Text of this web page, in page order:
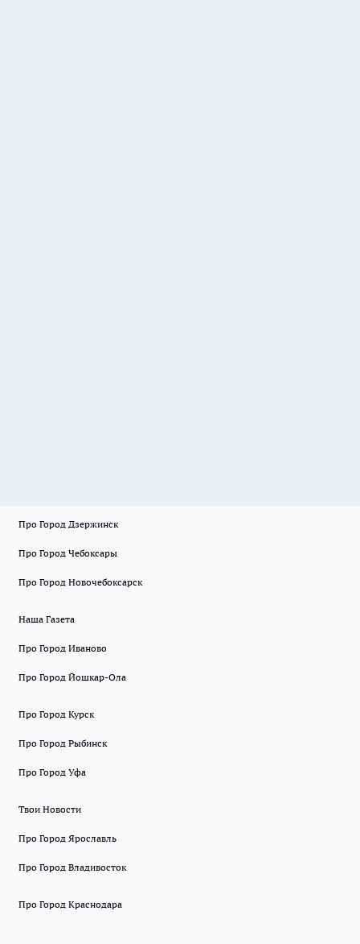
Про Город Дзержинск
Про Город Чебоксары
Про Город Новочебоксарск
Наша Газета
Про Город Иваново
Про Город Йошкар-Ола
Про Город Курск
Про Город Рыбинск
Про Город Уфа
Твои Новости
Про Город Ярославль
Про Город Владивосток
Про Город Краснодара